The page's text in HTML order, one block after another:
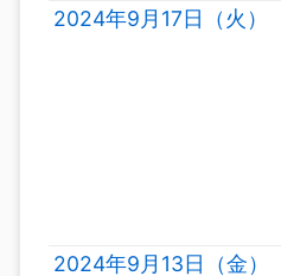
2024年9月17日（火）
2024年9月13日（金）